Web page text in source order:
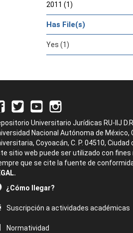
2011 (1)
Has File(s)
Yes (1)
Universitario Jurídicas RU-IIJ
Nacional Autónoma de México,
Coyoacán, C. P. 04510, Ciudad
sitio web puede ser utilizado con
que se cite la fuente de
¿Cómo llegar?
Suscripción a actividades académicas
Normatividad